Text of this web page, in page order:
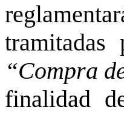
tramitadas
“Compra
finalidad